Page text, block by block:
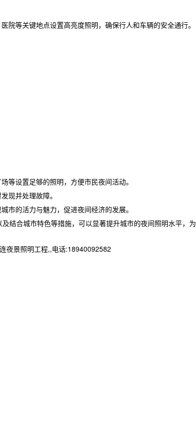
院等关键地点设置高亮度照明，确保行人和车辆的安全通行。
等设置足够的照明，方便市民夜间活动。
现并处理故障。
市的活力与魅力，促进夜间经济的发展。
结合城市特色等措施，可以显著提升城市的夜间照明水平，为
夜景照明工程,,电话:18940092582